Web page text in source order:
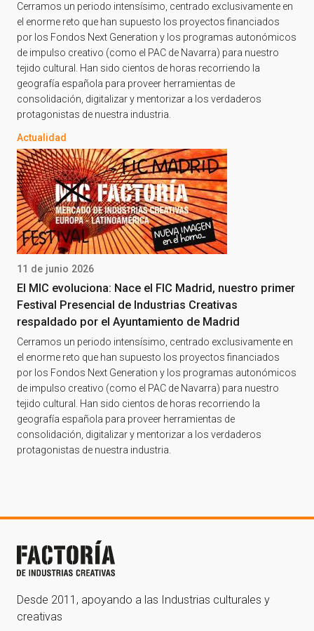
Cerramos un periodo intensísimo, centrado exclusivamente en
el enorme reto que han supuesto los proyectos financiados
por los Fondos Next Generation y los programas autonómicos
de impulso creativo (como el PAC de Navarra) para nuestro
tejido cultural. Han sido cientos de horas recorriendo la
geografía española para proveer herramientas de
consolidación, digitalizar y mentorizar a los verdaderos
protagonistas de nuestra industria.
Actualidad
11 de junio 2026
El MIC evoluciona: Nace el FIC Madrid, nuestro primer
Festival Presencial de Industrias Creativas
respaldado por el Ayuntamiento de Madrid
Cerramos un periodo intensísimo, centrado exclusivamente en
el enorme reto que han supuesto los proyectos financiados
por los Fondos Next Generation y los programas autonómicos
de impulso creativo (como el PAC de Navarra) para nuestro
tejido cultural. Han sido cientos de horas recorriendo la
geografía española para proveer herramientas de
consolidación, digitalizar y mentorizar a los verdaderos
protagonistas de nuestra industria.
Desde 2011, apoyando a las Industrias culturales y
creativas